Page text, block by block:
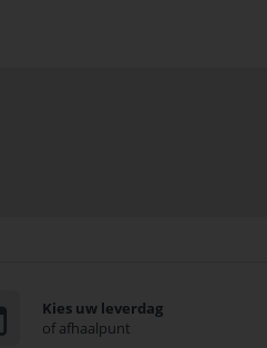
Kies uw leverdag
of afhaalpunt